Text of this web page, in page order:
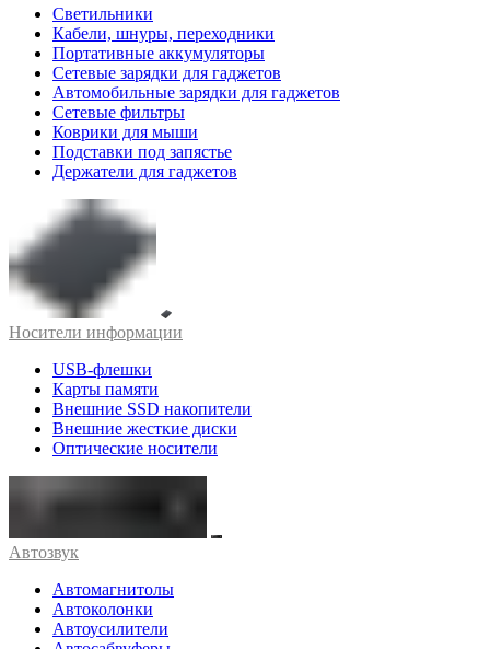
Светильники
Кабели, шнуры, переходники
Портативные аккумуляторы
Сетевые зарядки для гаджетов
Автомобильные зарядки для гаджетов
Сетевые фильтры
Коврики для мыши
Подставки под запястье
Держатели для гаджетов
Носители информации
USB-флешки
Карты памяти
Внешние SSD накопители
Внешние жесткие диски
Оптические носители
Автозвук
Автомагнитолы
Автоколонки
Автоусилители